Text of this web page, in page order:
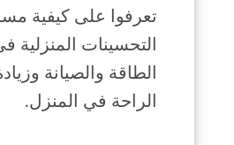
تعرفوا على كيفية
التحسينات المنزلية
الطاقة والصيانة
الراحة في المنزل.